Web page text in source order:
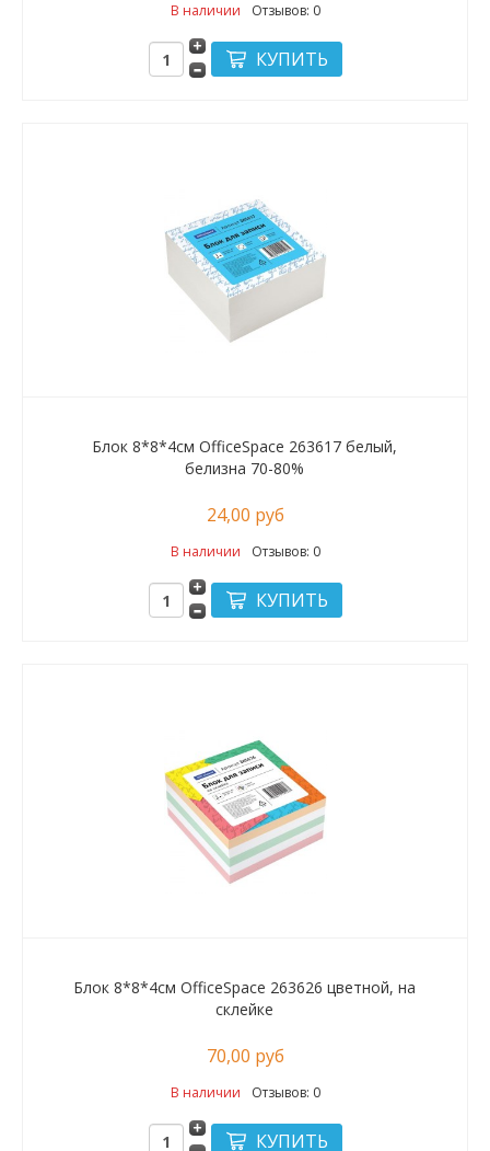
В наличии Отзывов: 0
Блок 8*8*4см OfficeSpace 263617 белый,
белизна 70-80%
24,00 руб
В наличии Отзывов: 0
Блок 8*8*4см OfficeSpace 263626 цветной, на
склейке
70,00 руб
В наличии Отзывов: 0